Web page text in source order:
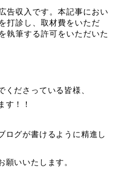
告収入です。本記事におい
打診し、取材費をいただ
執筆する許可をいただいた
ださっている皆様、
す！！
ログが書けるように精進し
いいたします。